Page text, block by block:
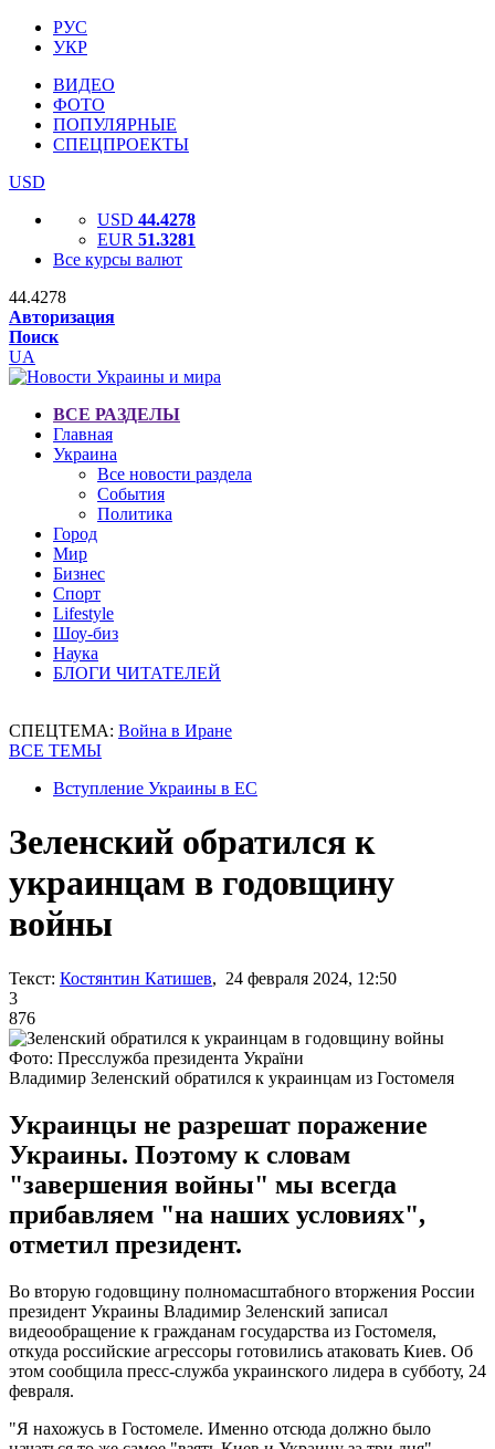
РУС
УКР
ВИДЕО
ФОТО
ПОПУЛЯРНЫЕ
СПЕЦПРОЕКТЫ
USD
USD 44.4278
EUR 51.3281
Все курсы валют
44.4278
Авторизация
Поиск
UA
ВСЕ РАЗДЕЛЫ
Главная
Украина
Все новости раздела
События
Политика
Город
Мир
Бизнес
Спорт
Lifestyle
Шоу-биз
Наука
БЛОГИ ЧИТАТЕЛЕЙ
СПЕЦТЕМА: Война в Иране
ВСЕ ТЕМЫ
Вступление Украины в ЕС
Зеленский обратился к
украинцам в годовщину
войны
Текст: Костянтин Катишев, 24 февраля 2024, 12:50
3
876
Фото: Пресслужба президента України
Владимир Зеленский обратился к украинцам из Гостомеля
Украинцы не разрешат поражение
Украины. Поэтому к словам
"завершения войны" мы всегда
прибавляем "на наших условиях",
отметил президент.
Во вторую годовщину полномасштабного вторжения России
президент Украины Владимир Зеленский записал
видеообращение к гражданам государства из Гостомеля,
откуда российские агрессоры готовились атаковать Киев. Об
этом сообщила пресс-служба украинского лидера в субботу, 24
февраля.
"Я нахожусь в Гостомеле. Именно отсюда должно было